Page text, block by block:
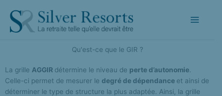
contenu
Qu'est-ce que le GIR ?​
La grille AGGIR détermine le niveau de perte d’autonomie
Celle-ci permet de mesurer le degré de dépendance et ainsi de
déterminer le type de structure la plus adaptée. Ainsi, la grille